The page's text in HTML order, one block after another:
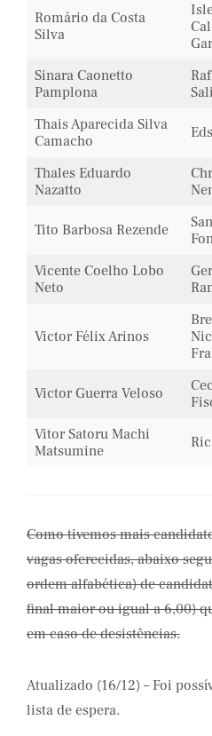
Romário da Costa
Silva
Sinara Caonetto
Pamplona
Thais Aparecida Silva
Camacho
Thales Eduardo
Nazatto
Tito Barbosa Rezende
Vicente Coelho Lobo
Neto
Victor Félix Arinos
Victor Guerra Veloso
Vitor Satoru Machi
Matsumine
Como tivemos mais
vagas oferecidas, abaixo
ordem alfabética) de
final maior ou igual a 6,00)
em caso de desistências.
Atualizado (16/12) – Foi
lista de espera.